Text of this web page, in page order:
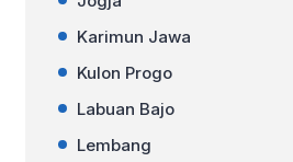
Karimun Jawa
Kulon Progo
Labuan Bajo
Lembang